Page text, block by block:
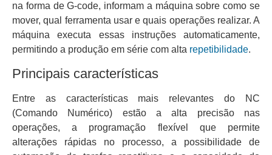
na forma de G-code, informam a máquina sobre como se
mover, qual ferramenta usar e quais operações realizar. A
máquina executa essas instruções automaticamente,
permitindo a produção em série com alta repetibilidade.
Principais características
Entre as características mais relevantes do NC
(Comando Numérico) estão a alta precisão nas
operações, a programação flexível que permite
alterações rápidas no processo, a possibilidade de